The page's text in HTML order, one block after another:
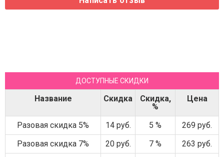
ДОСТУПНЫЕ СКИДКИ
Название Скидка
Скидка,
%
Цена
Разовая скидка 5% 14 руб. 5 %
269 руб.
Разовая скидка 7%
20 руб. 7 %
263 руб.